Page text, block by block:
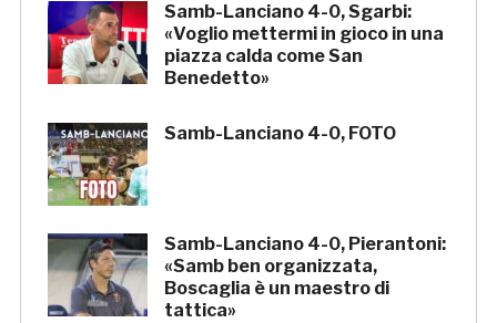
Samb-Lanciano 4-0, Sgarbi:
«Voglio mettermi in gioco in una
piazza calda come San
Benedetto»
Samb-Lanciano 4-0, FOTO
Samb-Lanciano 4-0, Pierantoni:
«Samb ben organizzata,
Boscaglia è un maestro di
tattica»